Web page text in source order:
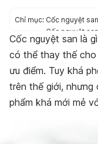
Chỉ mục: Cốc nguyệt
Cốc nguyệt
Cách sử dụng
Một số loại
Có nên dùng
dụng của cốc
Nhược điểm
Những câu hỏi
Cốc nguyệt san là
có thể thay thế cho
ưu điểm. Tuy khá
trên thế giới, nhưng
phẩm khá mới mẻ